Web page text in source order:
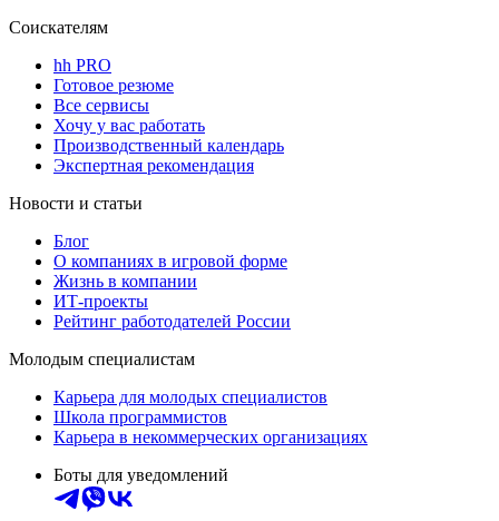
Соискателям
hh PRO
Готовое резюме
Все сервисы
Хочу у вас работать
Производственный календарь
Экспертная рекомендация
Новости и статьи
Блог
О компаниях в игровой форме
Жизнь в компании
ИТ-проекты
Рейтинг работодателей России
Молодым специалистам
Карьера для молодых специалистов
Школа программистов
Карьера в некоммерческих организациях
Боты для уведомлений